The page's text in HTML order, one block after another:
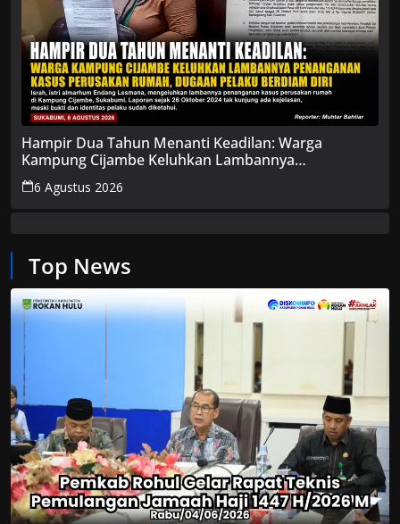
Hampir Dua Tahun Menanti Keadilan: Warga
Kampung Cijambe Keluhkan Lambannya
Penanganan Kasus Perusakan Rumah, Dugaan
Pelaku Berdiam Diri
6 Agustus 2026
Top News